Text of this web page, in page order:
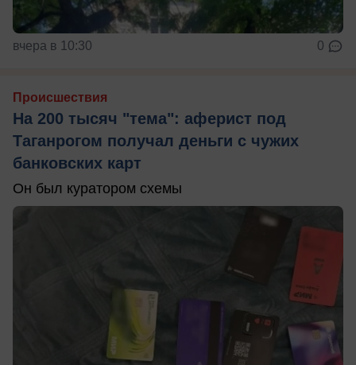
вчера в 10:30 0
Происшествия
На 200 тысяч "тема": аферист под
Таганрогом получал деньги с чужих
банковских карт
Он был куратором схемы